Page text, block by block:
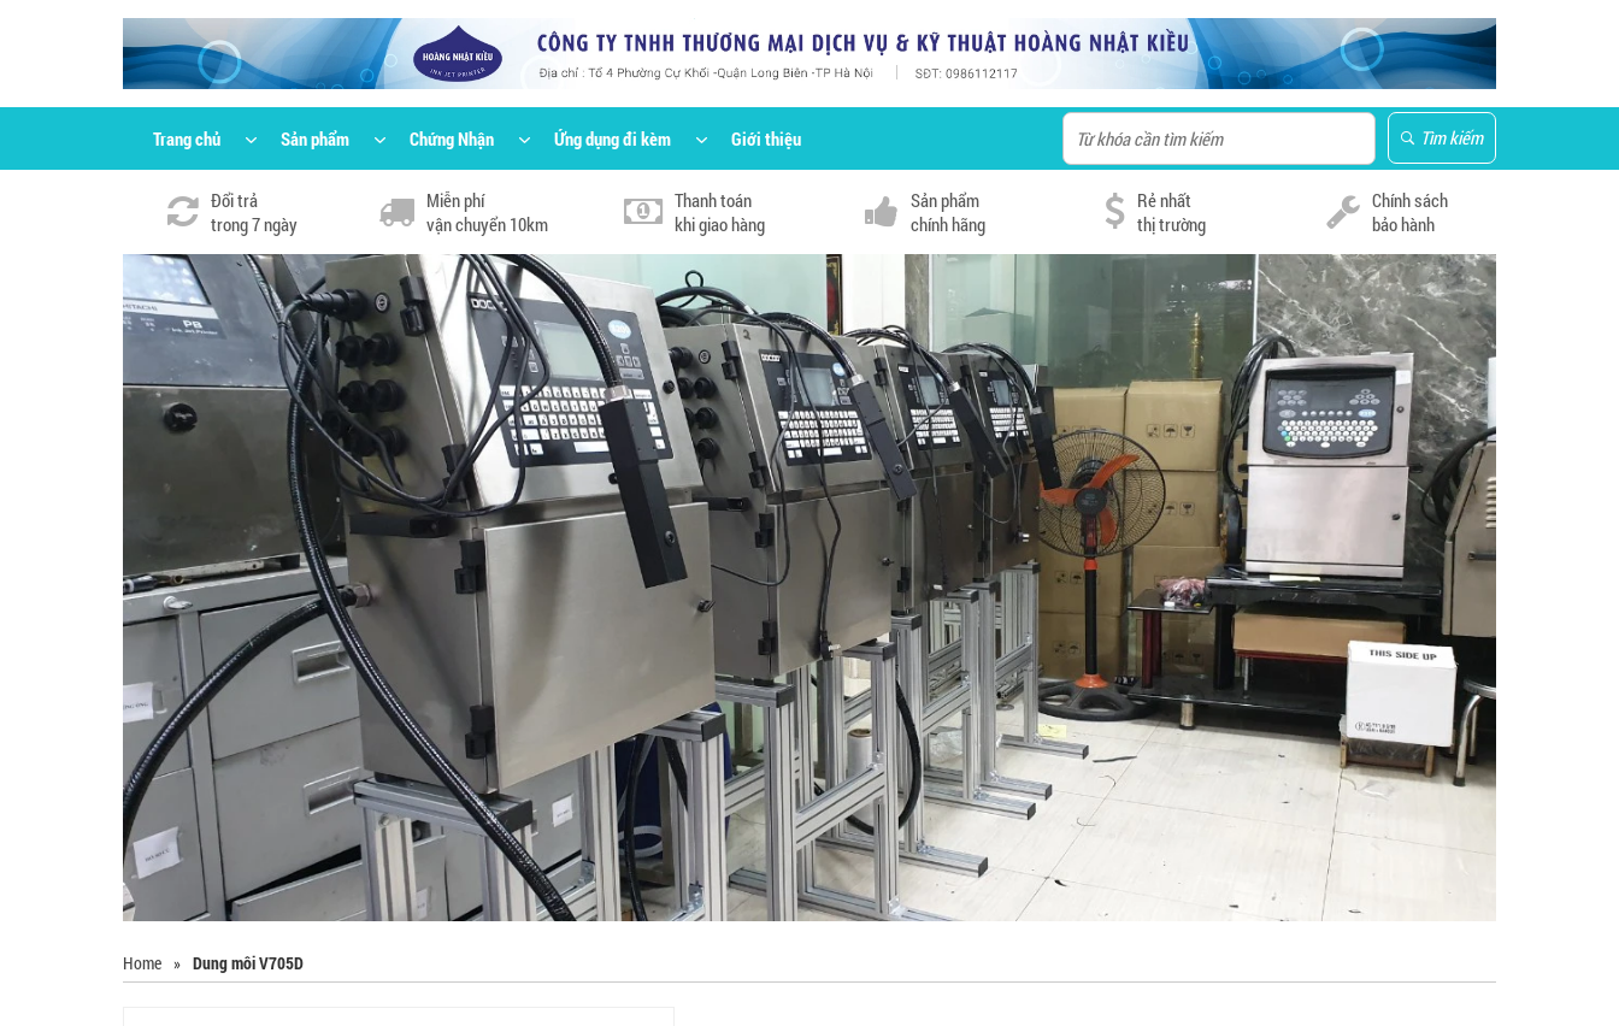
Trang chủ Sản phẩm Chứng Nhận Ứng dụng đi kèm Giới thiệu Tìm kiếm
Đổi trả
trong 7 ngày
Miễn phí
vận chuyển 10km
Thanh toán
khi giao hàng
Sản phẩm
chính hãng
Rẻ nhất
thị trường
Chính sách
bảo hành
Home » Dung môi V705D